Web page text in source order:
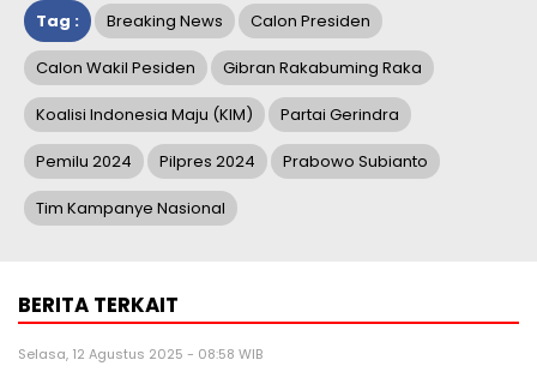
Tag : Breaking News Calon Presiden
Calon Wakil Pesiden Gibran Rakabuming Raka
Koalisi Indonesia Maju (KIM) Partai Gerindra
Pemilu 2024 Pilpres 2024 Prabowo Subianto
Tim Kampanye Nasional
BERITA TERKAIT
Selasa, 12 Agustus 2025 - 08:58 WIB